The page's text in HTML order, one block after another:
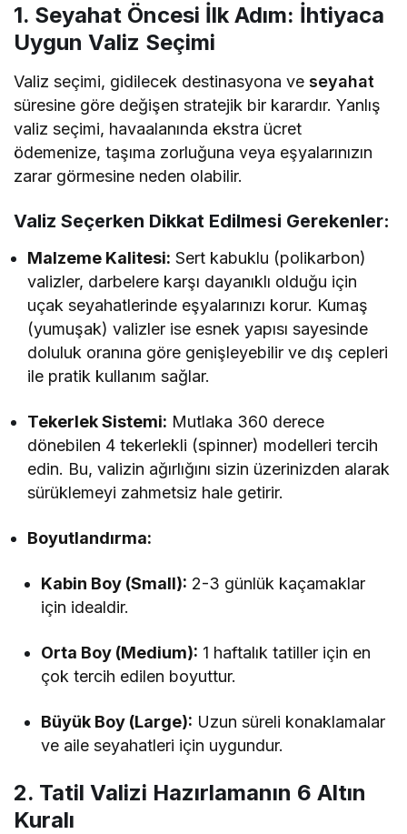
1. Seyahat Öncesi İlk Adım: İhtiyaca
Uygun Valiz Seçimi
Valiz seçimi, gidilecek destinasyona veseyahat
süresine göre değişen stratejik bir karardır. Yanlış
valiz seçimi, havaalanında ekstra ücret
ödemenize, taşıma zorluğuna veya eşyalarınızın
zarar görmesine neden olabilir.
Valiz Seçerken Dikkat Edilmesi Gerekenler:
Malzeme Kalitesi: Sert kabuklu (polikarbon)
valizler, darbelere karşı dayanıklı olduğu için
uçak seyahatlerinde eşyalarınızı korur. Kumaş
(yumuşak) valizler ise esnek yapısı sayesinde
doluluk oranına göre genişleyebilir ve dış cepleri
ile pratik kullanım sağlar.
Tekerlek Sistemi: Mutlaka 360 derece
dönebilen 4 tekerlekli (spinner) modelleri tercih
edin. Bu, valizin ağırlığını sizin üzerinizden alarak
sürüklemeyi zahmetsiz hale getirir.
Boyutlandırma:
Kabin Boy (Small): 2-3 günlük kaçamaklar
için idealdir.
Orta Boy (Medium): 1 haftalık tatiller için en
çok tercih edilen boyuttur.
Büyük Boy (Large): Uzun süreli konaklamalar
ve aile seyahatleri için uygundur.
2. Tatil Valizi Hazırlamanın 6 Altın
Kuralı